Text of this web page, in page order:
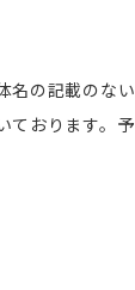
名の記載のない
ております。予